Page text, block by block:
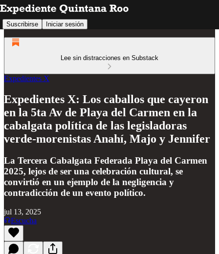
Suscribirse Iniciar sesión
Lee sin distracciones en Substack
Expedientes X
Expedientes X: Los caballos que cayeron
en la 5ta Av de Playa del Carmen en la
cabalgata política de las legisladoras
verde-morenistas Anahí, Majo y Jennifer
La Tercera Cabalgata Federada Playa del Carmen
2025, lejos de ser una celebración cultural, se
convirtió en un ejemplo de la negligencia y
contradicción de un evento político.
jul 13, 2025
Escucha